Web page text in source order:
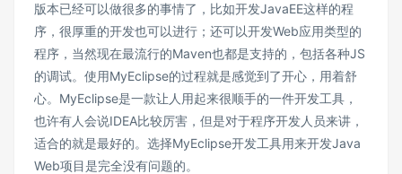
版本已经可以做很多的事情了，比如开发JavaEE这样的程
序，很厚重的开发也可以进行；还可以开发Web应用类型的
程序，当然现在最流行的Maven也都是支持的，包括各种JS
的调试。使用MyEclipse的过程就是感觉到了开心，用着舒
心。MyEclipse是一款让人用起来很顺手的一件开发工具，
也许有人会说IDEA比较厉害，但是对于程序开发人员来讲，
适合的就是最好的。选择MyEclipse开发工具用来开发Java
Web项目是完全没有问题的。